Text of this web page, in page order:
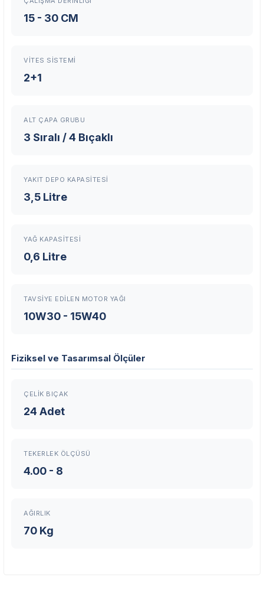
15 - 30 CM
VITES SISTEMI
2+1
ALT ÇAPA GRUBU
3 Sıralı / 4 Bıçaklı
YAKIT DEPO KAPASITESI
3,5 Litre
YAĞ KAPASITESI
0,6 Litre
TAVSIYE EDILEN MOTOR YAĞI
10W30 - 15W40
Fiziksel ve Tasarımsal Ölçüler
ÇELIK BIÇAK
24 Adet
TEKERLEK ÖLÇÜSÜ
4.00 - 8
AĞIRLIK
70 Kg